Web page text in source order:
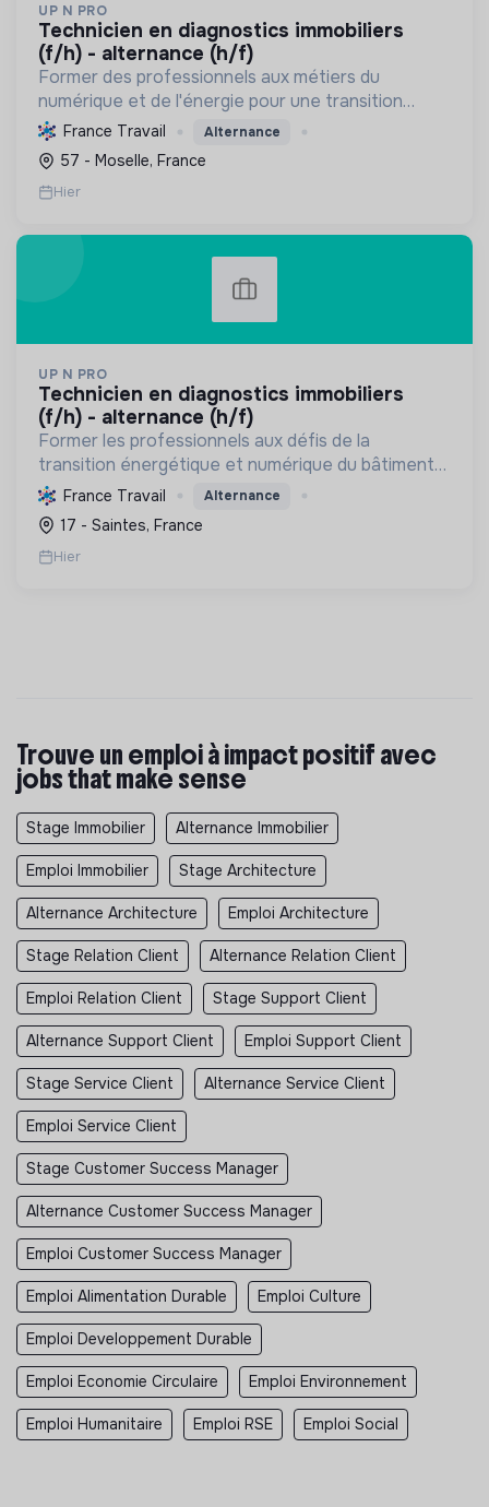
UP N PRO
technicien en diagnostics immobiliers
(f/h) - alternance (h/f)
Former des professionnels aux métiers du
numérique et de l'énergie pour une transition
écologique durable, en améliorant l'habitat et la
sécurité par des diagnostics experts et une
éducation responsab...
France Travail Alternance
57 - Moselle, France
Hier
UP N PRO
technicien en diagnostics immobiliers
(f/h) - alternance (h/f)
Former les professionnels aux défis de la
transition énergétique et numérique du bâtiment
et de l'HSE, en favorisant l'insertion par
l'alternance et des pratiques durables.
France Travail Alternance
17 - Saintes, France
Hier
Trouve un emploi à impact positif avec
jobs that make sense
Stage Immobilier Alternance Immobilier
Emploi Immobilier Stage Architecture
Alternance Architecture Emploi Architecture
Stage Relation Client Alternance Relation Client
Emploi Relation Client Stage Support Client
Alternance Support Client Emploi Support Client
Stage Service Client Alternance Service Client
Emploi Service Client
Stage Customer Success Manager
Alternance Customer Success Manager
Emploi Customer Success Manager
Emploi Alimentation Durable Emploi Culture
Emploi Developpement Durable
Emploi Economie Circulaire Emploi Environnement
Emploi Humanitaire Emploi RSE Emploi Social